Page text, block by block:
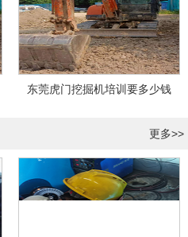
东莞虎门挖掘机培训要多少钱
更多>>